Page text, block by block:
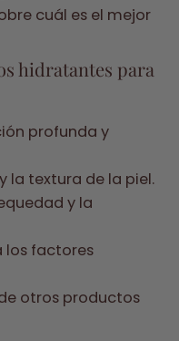
cuál es el mejor
hidratantes para
profunda y
la textura de la piel.
y la
los factores
otros productos